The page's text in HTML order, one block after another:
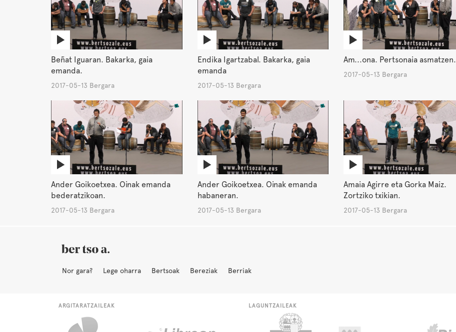
Beñat Iguaran. Bakarka, gaia
emanda.
2017-05-13 Bergara
Endika Igartzabal. Bakarka, gaia
emanda
2017-05-13 Bergara
Am...ona. Pertsonaia asmatzen.
2017-05-13 Bergara
Ander Goikoetxea. Oinak emanda
bederatzikoan.
2017-05-13 Bergara
Ander Goikoetxea. Oinak emanda
habaneran.
2017-05-13 Bergara
Amaia Agirre eta Gorka Maiz.
Zortziko txikian.
2017-05-13 Bergara
Nor gara? Lege oharra Bertsoak Bereziak Berriak
ARGITARATZAILEAK LAGUNTZAILEAK